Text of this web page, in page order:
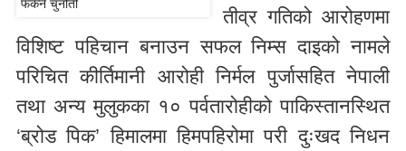
तीव्र गतिको आरोहणमा
विशिष्ट पहिचान बनाउन सफल निम्स दाइको नामले
परिचित कीर्तिमानी आरोही निर्मल पुर्जासहित नेपाली
तथा अन्य मुलुकका १० पर्वतारोहीको पाकिस्तानस्थित
‘ब्रोड पिक’ हिमालमा हिमपहिरोमा परी दुःखद निधन